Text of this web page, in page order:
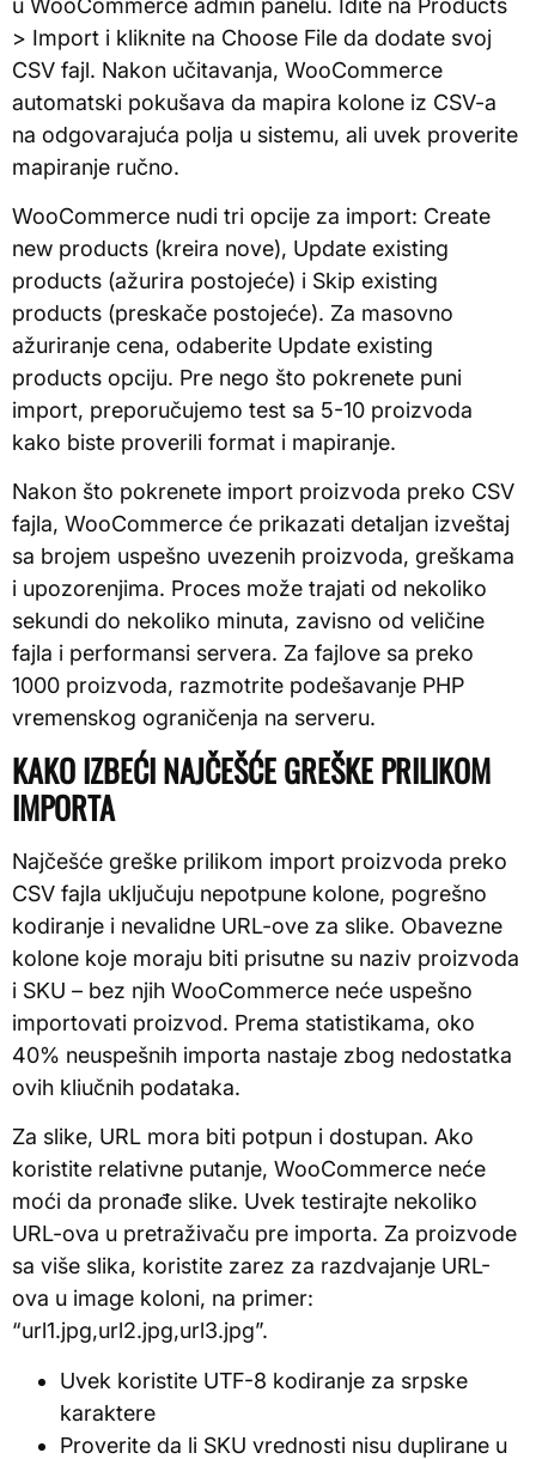
> Import i kliknite na Choose File da dodate svoj
CSV fajl. Nakon učitavanja, WooCommerce
automatski pokušava da mapira kolone iz CSV-a
na odgovarajuća polja u sistemu, ali uvek proverite
mapiranje ručno.
WooCommerce nudi tri opcije za import: Create
new products (kreira nove), Update existing
products (ažurira postojeće) i Skip existing
products (preskače postojeće). Za masovno
ažuriranje cena, odaberite Update existing
products opciju. Pre nego što pokrenete puni
import, preporučujemo test sa 5-10 proizvoda
kako biste proverili format i mapiranje.
Nakon što pokrenete import proizvoda preko CSV
fajla, WooCommerce će prikazati detaljan izveštaj
sa brojem uspešno uvezenih proizvoda, greškama
i upozorenjima. Proces može trajati od nekoliko
sekundi do nekoliko minuta, zavisno od veličine
fajla i performansi servera. Za fajlove sa preko
1000 proizvoda, razmotrite podešavanje PHP
vremenskog ograničenja na serveru.
KAKO IZBEĆI NAJČEŠĆE GREŠKE PRILIKOM
IMPORTA
Najčešće greške prilikom import proizvoda preko
CSV fajla uključuju nepotpune kolone, pogrešno
kodiranje i nevalidne URL-ove za slike. Obavezne
kolone koje moraju biti prisutne su naziv proizvoda
i SKU – bez njih WooCommerce neće uspešno
importovati proizvod. Prema statistikama, oko
40% neuspešnih importa nastaje zbog nedostatka
ovih kliučnih podataka.
Za slike, URL mora biti potpun i dostupan. Ako
koristite relativne putanje, WooCommerce neće
moći da pronađe slike. Uvek testirajte nekoliko
URL-ova u pretraživaču pre importa. Za proizvode
sa više slika, koristite zarez za razdvajanje URL-
ova u image koloni, na primer:
“url1.jpg,url2.jpg,url3.jpg”.
Uvek koristite UTF-8 kodiranje za srpske
karaktere
Proverite da li SKU vrednosti nisu duplirane u